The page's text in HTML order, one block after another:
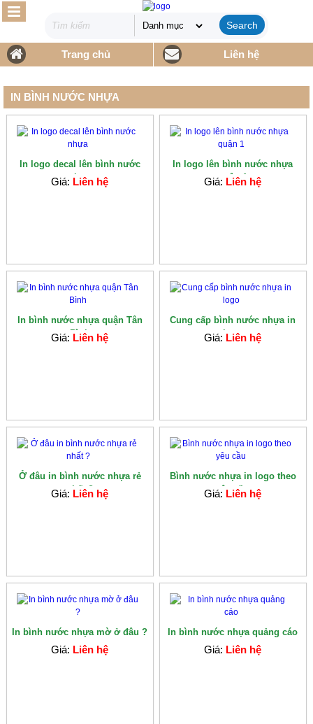
Search
Trang chủ Liên hệ
IN BÌNH NƯỚC NHỰA
In logo decal lên bình nước
nhựa
Giá: Liên hệ
In logo lên bình nước nhựa
quận 1
Giá: Liên hệ
In bình nước nhựa quận Tân
Bình
Giá: Liên hệ
Cung cấp bình nước nhựa in
logo
Giá: Liên hệ
Ở đâu in bình nước nhựa rẻ
nhất ?
Giá: Liên hệ
Bình nước nhựa in logo theo
yêu cầu
Giá: Liên hệ
In bình nước nhựa mờ ở đâu ?
Giá: Liên hệ
In bình nước nhựa quảng cáo
Giá: Liên hệ